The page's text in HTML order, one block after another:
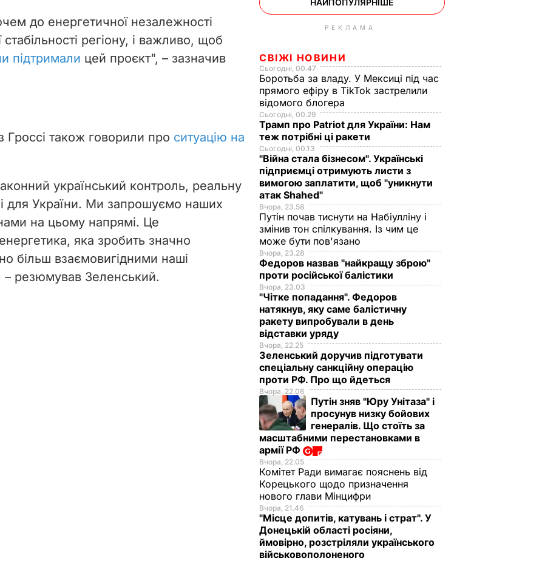
до енергетичної незалежності
регіону, і важливо, щоб
підтримали цей проєкт", – зазначив
Гроссі також говорили про ситуацію на
український контроль, реальну
і для України. Ми запрошуємо наших
на цьому напрямі. Це
яка зробить значно
більш взаємовигідними наші
резюмував Зеленський.
НАЙПОПУЛЯРНІШЕ
РЕКЛАМА
СВІЖІ НОВИНИ
Сьогодні, 00.47
Боротьба за владу. У Мексиці під час
прямого ефіру в TikTok застрелили
відомого блогера
Сьогодні, 00.29
Трамп про Patriot для України: Нам
теж потрібні ці ракети
Сьогодні, 00.13
"Війна стала бізнесом". Українські
підприємці отримують листи з
вимогою заплатити, щоб "уникнути
атак Shahed"
Вчора, 23.58
Путін почав тиснути на Набіулліну і
змінив тон спілкування. Із чим це
може бути пов'язано
Вчора, 23.28
Федоров назвав "найкращу зброю"
проти російської балістики
Вчора, 23.03
"Чітке попадання". Федоров
натякнув, яку саме балістичну
ракету випробували в день
відставки уряду
Вчора, 22.25
Зеленський доручив підготувати
спеціальну санкційну операцію
проти РФ. Про що йдеться
Вчора, 22.06
Путін зняв "Юру Унітаза" і
просунув низку бойових
генералів. Що стоїть за
масштабними перестановками в
армії РФ
Вчора, 22.05
Комітет Ради вимагає пояснень від
Корецького щодо призначення
нового глави Мінцифри
Вчора, 21.46
"Місце допитів, катувань і страт". У
Донецькій області росіяни,
ймовірно, розстріляли українського
військовополоненого